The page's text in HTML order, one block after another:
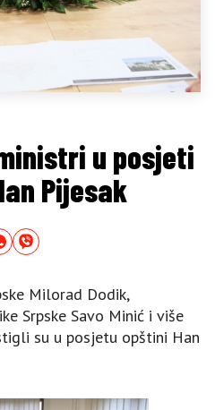
u posjeti
Pijesak
Milorad Dodik,
Srpske Savo Minić i više
su u posjetu opštini Han